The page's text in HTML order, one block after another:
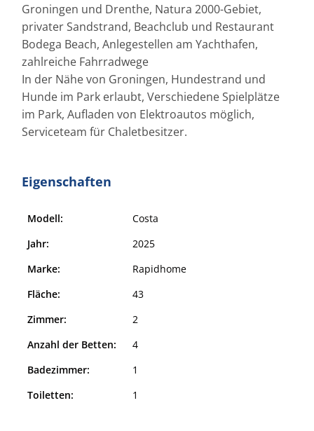
Groningen und Drenthe, Natura 2000-Gebiet,
privater Sandstrand, Beachclub und Restaurant
Bodega Beach, Anlegestellen am Yachthafen,
zahlreiche Fahrradwege
In der Nähe von Groningen, Hundestrand und
Hunde im Park erlaubt, Verschiedene Spielplätze
im Park, Aufladen von Elektroautos möglich,
Serviceteam für Chaletbesitzer.
Eigenschaften
Modell:
Costa
Jahr:
2025
Marke:
Rapidhome
Fläche:
43
Zimmer:
2
Anzahl der Betten:
4
Badezimmer:
1
Toiletten:
1